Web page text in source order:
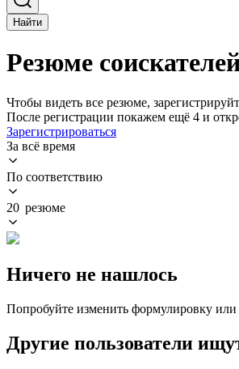
Найти
Резюме
Чтобы видеть все резюме,
После регистрации покажем ещё 4 и
Зарегистрироваться
За всё время
По соответствию
20 резюме
Ничего не нашлось
Попробуйте изменить формулировку
Другие пользователи